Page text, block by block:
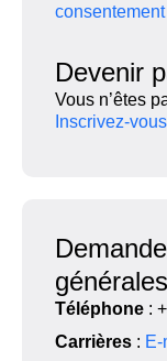
Devenir
Vous n’êtes
Inscrivez-
générales
Téléphone :
Carrières : E-